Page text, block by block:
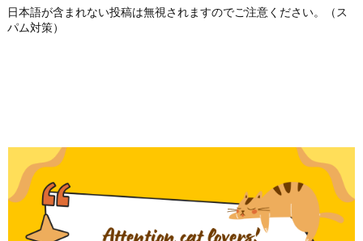
日本語が含まれない投稿は無視されますのでご注意ください。（ス
パム対策）